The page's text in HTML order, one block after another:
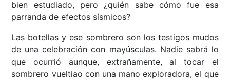
bien estudiado, pero ¿quién sabe cómo fue esa
parranda de efectos sísmicos?
Las botellas y ese sombrero son los testigos mudos
de una celebración con mayúsculas. Nadie sabrá lo
que ocurrió aunque, extrañamente, al tocar el
sombrero vueltiao con una mano exploradora, el que